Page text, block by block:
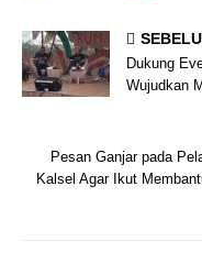
Dukung
Wujudkan
Pesan Ganjar pada
Kalsel Agar Ikut